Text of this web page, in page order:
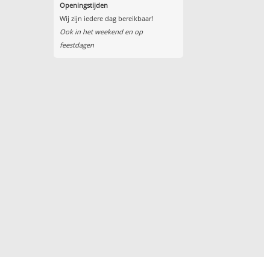
Openingstijden
Wij zijn iedere dag bereikbaar!
Ook in het weekend en op
feestdagen